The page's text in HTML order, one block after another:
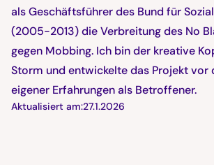
als Geschäftsführer des Bund für
(2005-2013) die Verbreitung des No
gegen Mobbing. Ich bin der kreative
Storm und entwickelte das Projekt vor
eigener Erfahrungen als Betroffener.
Aktualisiert am:27.1.2026